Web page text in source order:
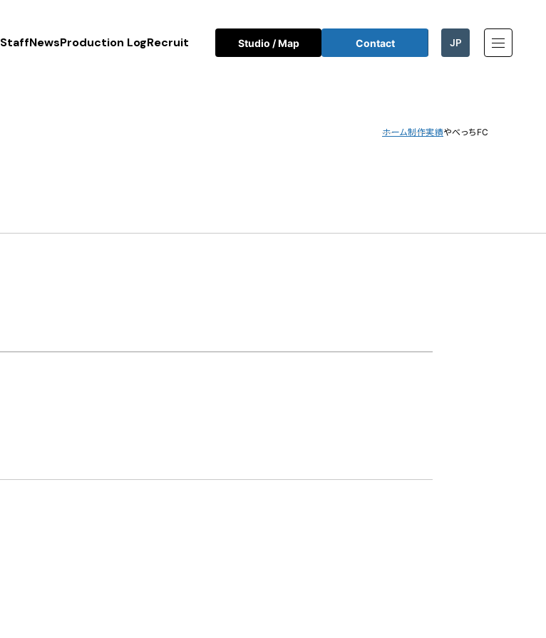
StaffNewsProduction LogRecruit Studio / Map Contact JP
ホーム制作実績やべっちFC